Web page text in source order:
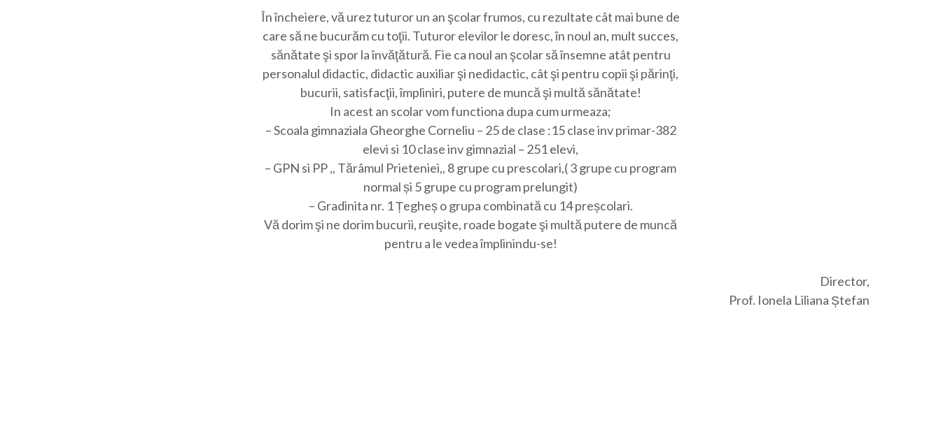
În încheiere, vă urez tuturor un an şcolar frumos, cu rezultate cât mai bune de
care să ne bucurăm cu toţii. Tuturor elevilor le doresc, în noul an, mult succes,
sănătate şi spor la învăţătură. Fie ca noul an şcolar să însemne atât pentru
personalul didactic, didactic auxiliar şi nedidactic, cât şi pentru copii şi părinţi,
bucurii, satisfacţii, împliniri, putere de muncă şi multă sănătate!
In acest an scolar vom functiona dupa cum urmeaza;
– Scoala gimnaziala Gheorghe Corneliu – 25 de clase :15 clase inv primar-382
elevi si 10 clase inv gimnazial – 251 elevi,
– GPN si PP ,, Tărâmul Prieteniei,, 8 grupe cu prescolari,( 3 grupe cu program
normal și 5 grupe cu program prelungit)
– Gradinita nr. 1 Țegheș o grupa combinată cu 14 preșcolari.
Vă dorim şi ne dorim bucurii, reuşite, roade bogate şi multă putere de muncă
pentru a le vedea împlinindu-se!
Director,
Prof. Ionela Liliana Ștefan